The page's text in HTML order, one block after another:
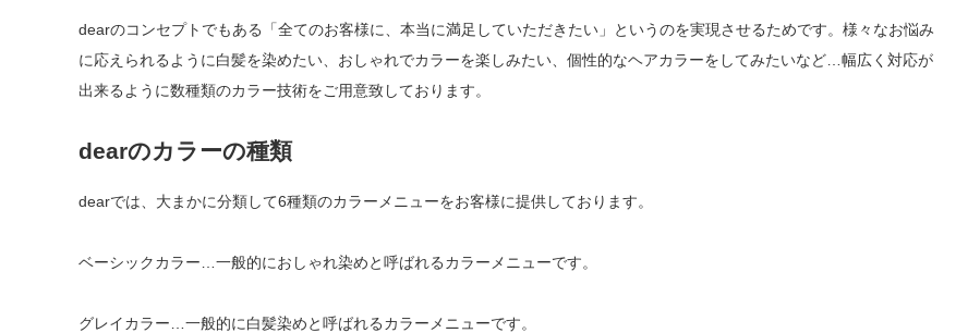
dearのコンセプトでもある「全てのお客様に、本当に満足していただきたい」というのを実現させるためです。様々なお悩み
に応えられるように白髪を染めたい、おしゃれでカラーを楽しみたい、個性的なヘアカラーをしてみたいなど…幅広く対応が
出来るように数種類のカラー技術をご用意致しております。
dearのカラーの種類
dearでは、大まかに分類して6種類のカラーメニューをお客様に提供しております。
ベーシックカラー…一般的におしゃれ染めと呼ばれるカラーメニューです。
グレイカラー…一般的に白髪染めと呼ばれるカラーメニューです。